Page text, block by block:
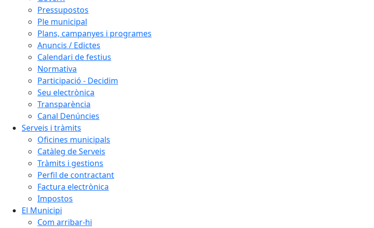
Pressupostos
Ple municipal
Plans, campanyes i programes
Anuncis / Edictes
Calendari de festius
Normativa
Participació - Decidim
Seu electrònica
Transparència
Canal Denúncies
Serveis i tràmits
Oficines municipals
Catàleg de Serveis
Tràmits i gestions
Perfil de contractant
Factura electrònica
Impostos
El Municipi
Com arribar-hi